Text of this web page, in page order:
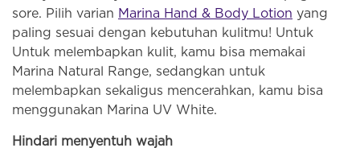
sore. Pilih varian Marina Hand & Body Lotion yang
paling sesuai dengan kebutuhan kulitmu! Untuk
Untuk melembapkan kulit, kamu bisa memakai
Marina Natural Range, sedangkan untuk
melembapkan sekaligus mencerahkan, kamu bisa
menggunakan Marina UV White.
Hindari menyentuh wajah